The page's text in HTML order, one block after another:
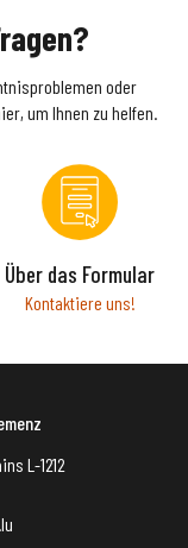
oder
um Ihnen zu helfen.
Über das Formular
Kontaktiere uns!
L-1212